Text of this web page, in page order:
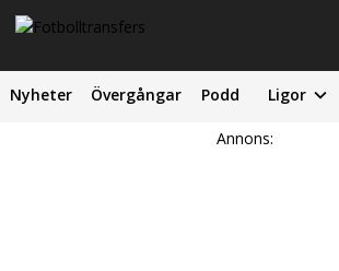
Nyheter Övergångar Podd Ligor
Annons: